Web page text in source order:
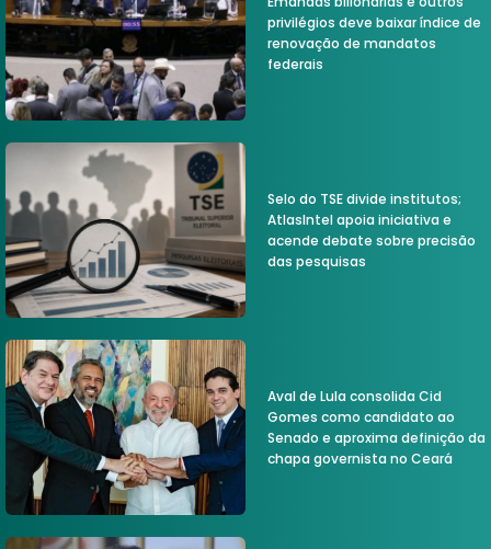
privilégios deve baixar índice de
renovação de mandatos
federais
Selo do TSE divide institutos;
AtlasIntel apoia iniciativa e
acende debate sobre precisão
das pesquisas
Aval de Lula consolida Cid
Gomes como candidato ao
Senado e aproxima definição da
chapa governista no Ceará